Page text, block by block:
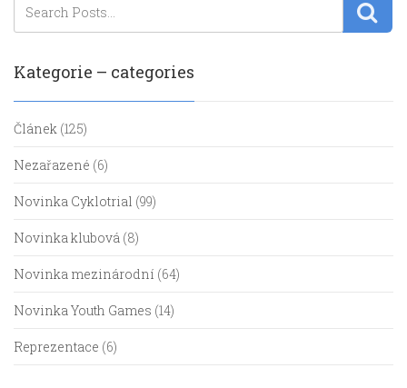
Kategorie – categories
Článek (125)
Nezařazené (6)
Novinka Cyklotrial (99)
Novinka klubová (8)
Novinka mezinárodní (64)
Novinka Youth Games (14)
Reprezentace (6)